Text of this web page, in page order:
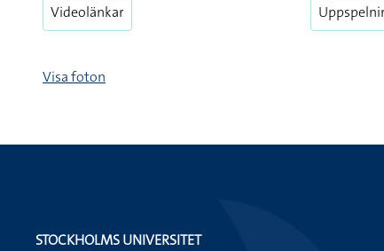
Videolänkar
Visa foton
STOCKHOLMS UNIVERSITET